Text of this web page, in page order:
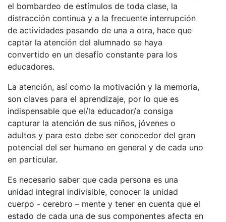
el bombardeo de estímulos de toda clase, la
distracción continua y a la frecuente interrupción
de actividades pasando de una a otra, hace que
captar la atención del alumnado se haya
convertido en un desafío constante para los
educadores.
La atención, así como la motivación y la memoria,
son claves para el aprendizaje, por lo que es
indispensable que el/la educador/a consiga
capturar la atención de sus niños, jóvenes o
adultos y para esto debe ser conocedor del gran
potencial del ser humano en general y de cada uno
en particular.
Es necesario saber que cada persona es una
unidad integral indivisible, conocer la unidad
cuerpo - cerebro – mente y tener en cuenta que el
estado de cada una de sus componentes afecta en